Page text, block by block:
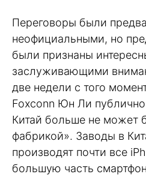
Переговоры были
неофициальными, но
были признаны
заслуживающими
две недели с того
Foxconn Юн Ли публично
Китай больше не может
фабрикой». Заводы в
производят почти все
большую часть